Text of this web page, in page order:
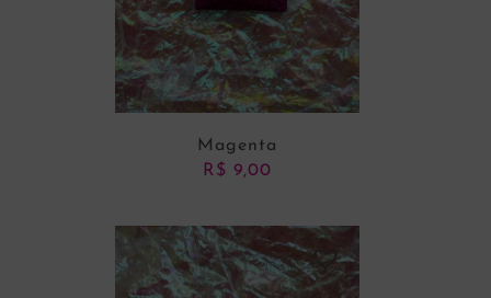
Magenta
R$ 9,00